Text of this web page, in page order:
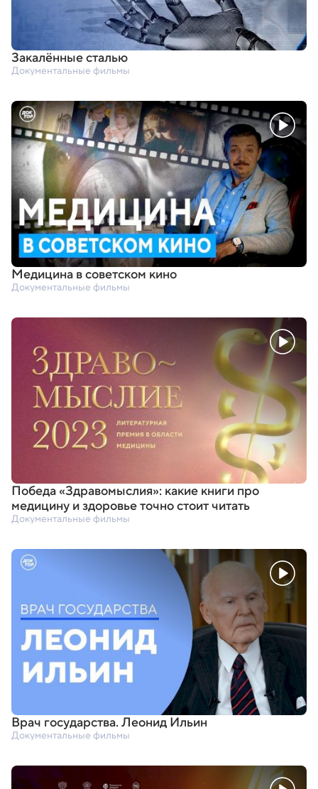
Закалённые сталью
Документальные фильмы
Медицина в советском кино
Документальные фильмы
Победа«Здравомыслия»: какие книги про
медицину и здоровье точно стоит читать
Документальные фильмы
Врач государства. Леонид Ильин
Документальные фильмы